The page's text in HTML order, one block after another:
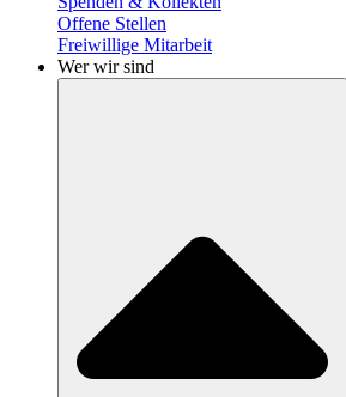
Offene Stellen
Freiwillige Mitarbeit
Wer wir sind